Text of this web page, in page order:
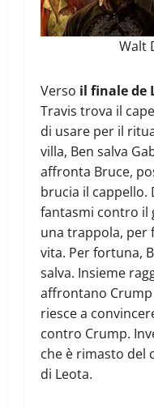
Walt
Verso il finale de
Travis trova il
di usare per il
villa, Ben salva
affronta Bruce,
brucia il cappello.
fantasmi contro il
una trappola, per
vita. Per fortuna,
salva. Insieme
affrontano
riesce a
contro Crump.
che è rimasto del
di Leota.